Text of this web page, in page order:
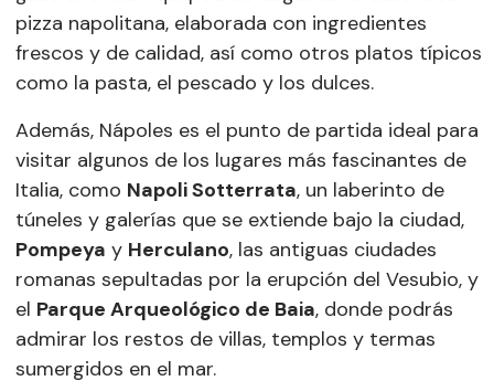
pizza napolitana, elaborada con ingredientes
frescos y de calidad, así como otros platos típicos
como la pasta, el pescado y los dulces.
Además, Nápoles es el punto de partida ideal para
visitar algunos de los lugares más fascinantes de
Italia, como Napoli Sotterrata, un laberinto de
túneles y galerías que se extiende bajo la ciudad,
Pompeya y Herculano, las antiguas ciudades
romanas sepultadas por la erupción del Vesubio, y
el Parque Arqueológico de Baia, donde podrás
admirar los restos de villas, templos y termas
sumergidos en el mar.